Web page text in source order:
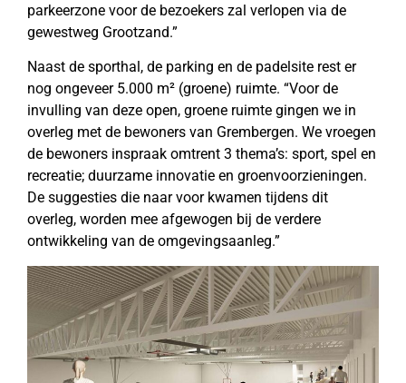
parkeerzone voor de bezoekers zal verlopen via de
gewestweg Grootzand.”
Naast de sporthal, de parking en de padelsite rest er
nog ongeveer 5.000 m² (groene) ruimte. “Voor de
invulling van deze open, groene ruimte gingen we in
overleg met de bewoners van Grembergen. We vroegen
de bewoners inspraak omtrent 3 thema’s: sport, spel en
recreatie; duurzame innovatie en groenvoorzieningen.
De suggesties die naar voor kwamen tijdens dit
overleg, worden mee afgewogen bij de verdere
ontwikkeling van de omgevingsaanleg.”